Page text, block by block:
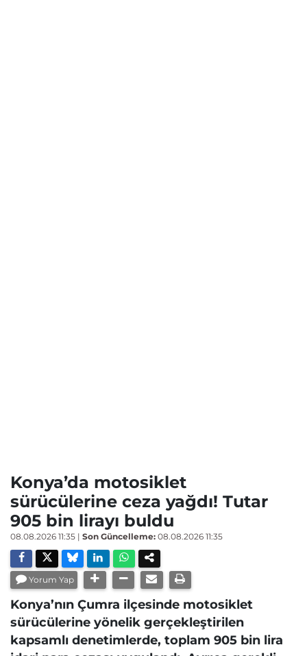
Konya’da motosiklet
sürücülerine ceza yağdı! Tutar
905 bin lirayı buldu
08.08.2026 11:35 | Son Güncelleme: 08.08.2026 11:35
Yorum Yap
Konya’nın Çumra ilçesinde motosiklet
sürücülerine yönelik gerçekleştirilen
kapsamlı denetimlerde, toplam 905 bin lira